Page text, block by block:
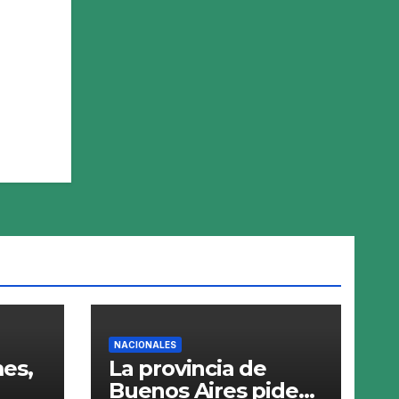
NACIONALES
La provincia de
Buenos Aires pide